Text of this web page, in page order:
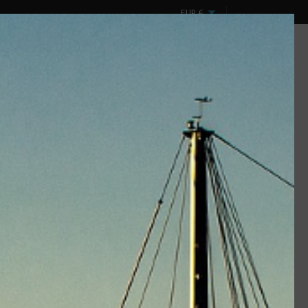
EUR€
Marque : Wichard